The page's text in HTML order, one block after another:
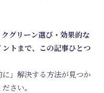
クグリーン選び・効果的な
トまで、この記事ひとつ
」解決する方法が見つか
さい。